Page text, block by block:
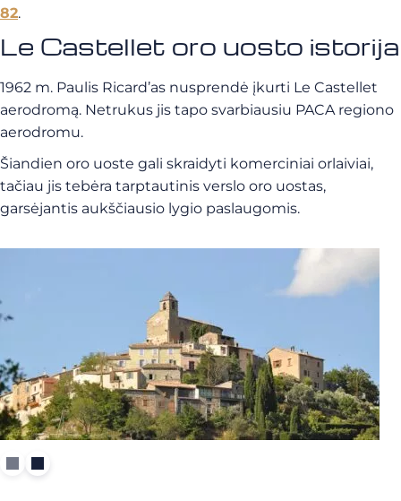
82.
Le Castellet oro uosto istorija
1962 m. Paulis Ricard’as nusprendė įkurti Le Castellet
aerodromą. Netrukus jis tapo svarbiausiu PACA regiono
aerodromu.
Šiandien oro uoste gali skraidyti komerciniai orlaiviai,
tačiau jis tebėra tarptautinis verslo oro uostas,
garsėjantis aukščiausio lygio paslaugomis.